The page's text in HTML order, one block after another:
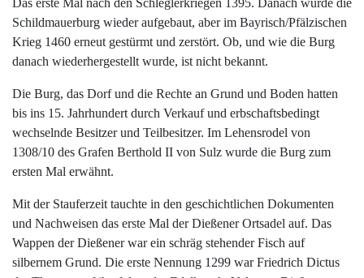
Das erste Mal nach den Schleglerkriegen 1395. Danach wurde die
Schildmauerburg wieder aufgebaut, aber im Bayrisch/Pfälzischen
Krieg 1460 erneut gestürmt und zerstört. Ob, und wie die Burg
danach wiederhergestellt wurde, ist nicht bekannt.
Die Burg, das Dorf und die Rechte an Grund und Boden hatten
bis ins 15. Jahrhundert durch Verkauf und erbschaftsbedingt
wechselnde Besitzer und Teilbesitzer. Im Lehensrodel von
1308/10 des Grafen Berthold II von Sulz wurde die Burg zum
ersten Mal erwähnt.
Mit der Stauferzeit tauchte in den geschichtlichen Dokumenten
und Nachweisen das erste Mal der Dießener Ortsadel auf. Das
Wappen der Dießener war ein schräg stehender Fisch auf
silbernem Grund. Die erste Nennung 1299 war Friedrich Dictus